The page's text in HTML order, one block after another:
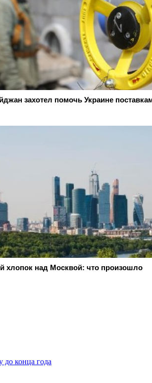
захотел помочь Украине
хлопок над Москвой: что произошло
конца года